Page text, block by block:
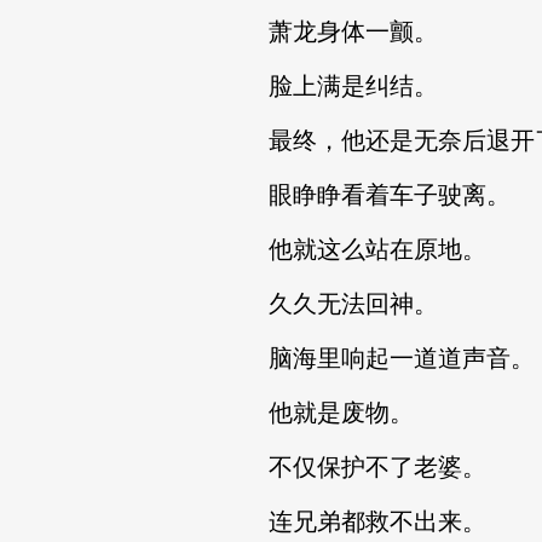
萧龙身体一颤。
脸上满是纠结。
最终，他还是无奈后退开
眼睁睁看着车子驶离。
他就这么站在原地。
久久无法回神。
脑海里响起一道道声音。
他就是废物。
不仅保护不了老婆。
连兄弟都救不出来。